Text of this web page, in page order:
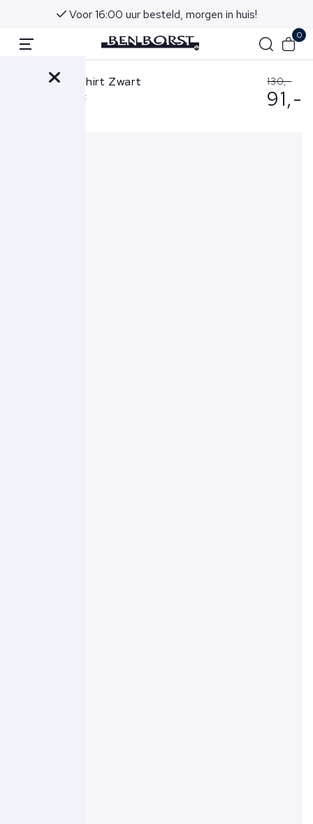
Voor 16:00 uur besteld, morgen in huis!
0
FLÂNEUR T-shirt Zwart
Lanterns T-shirt
130,-
91,-